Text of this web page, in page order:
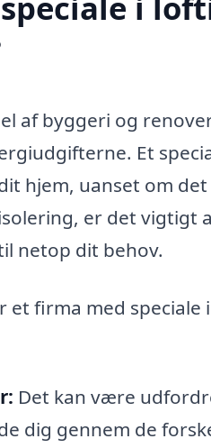
af byggeri og
Et
hjem, uanset om
er det vigtigt
netop dit behov.
firma med speciale
Det kan være
dig gennem de